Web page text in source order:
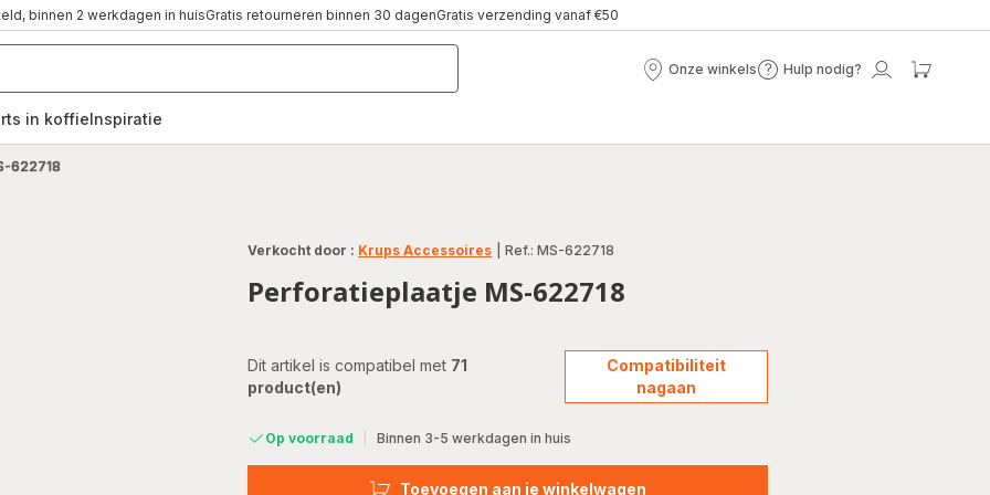
binnen 2 werkdagen in huisGratis retourneren binnen 30 dagenGratis verzending vanaf €50
Onze winkels
Onze
Hulp nodig?
Hulp
Mijn
in koffieInspiratie
622718
Verkocht door : Krups Accessoires Ref.: MS-622718
Perforatieplaatje MS-622718
Dit artikel is compatibel met 71
product(en)
Compatibiliteit
nagaan
Op voorraad Binnen 3-5 werkdagen in huis
Toevoegen aan je winkelwagen